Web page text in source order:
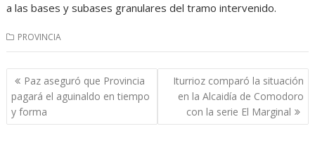
a las bases y subases granulares del tramo intervenido.
PROVINCIA
Navegación
de
entradas
Paz aseguró que Provincia
pagará el aguinaldo en tiempo
y forma
Iturrioz comparó la situación
en la Alcaidía de Comodoro
con la serie El Marginal